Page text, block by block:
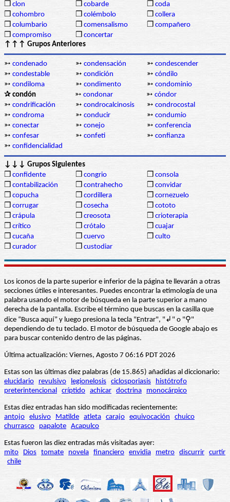
❒ clon ❒ cobarde ❒ coda
❒ cohombro ❒ colémbolo ❒ collera
❒ columbario ❒ comensalismo ❒ compañero
❒ compromiso ❒ concertar
↑↑↑ Grupos Anteriores
➳ condenado ➳ condensación ➳ condescender
➳ condestable ➳ condición ➳ cóndilo
➳ condiloma ➳ condimento ➳ condominio
✰ condón
➳ condonar ➳ cóndor
➳ condrificación ➳ condrocalcinosis ➳ condrocostal
➳ condroma ➳ conducir ➳ condumio
➳ conectar ➳ conejo ➳ conferencia
➳ confesar ➳ confeti ➳ confianza
➳ confidencialidad
↓↓↓ Grupos Siguientes
❒ confidente ❒ congrio ❒ consola
❒ contabilización ❒ contrahecho ❒ convidar
❒ copucha ❒ cordillera ❒ cornezuelo
❒ corrugar ❒ cosecha ❒ cototo
❒ crápula ❒ creosota ❒ crioterapia
❒ crítico ❒ crótalo ❒ cuajar
❒ cucaña ❒ cuervo ❒ culto
❒ curador ❒ custodiar
Los iconos de la parte superior e inferior de la página te llevarán a otras
secciones útiles e interesantes. Puedes encontrar la etimología de una
palabra usando el motor de búsqueda en la parte superior a mano
derecha de la pantalla. Escribe el término que buscas en la casilla que
dice “Busca aquí” y luego presiona la tecla "Entrar", "↲" o "⚲"
dependiendo de tu teclado. El motor de búsqueda de Google abajo es
para buscar contenido dentro de las páginas.
Última actualización: Viernes, Agosto 7 06:16 PDT 2026
Estas son las últimas diez palabras (de 15.865) añadidas al diccionario:
elucidario
revulsivo legionelosis ciclosporiasis
histótrofo
preterintencional críptido achicar doctrina monocárpico
Estas diez entradas han sido modificadas recientemente:
antojo elusivo Matilde atleta carajo equivocación
chuico
churrasco
papalote Acapulco
Estas fueron las diez entradas más visitadas ayer:
mito
Dios tomate novela financiero envidia metro discurrir curtir
chile